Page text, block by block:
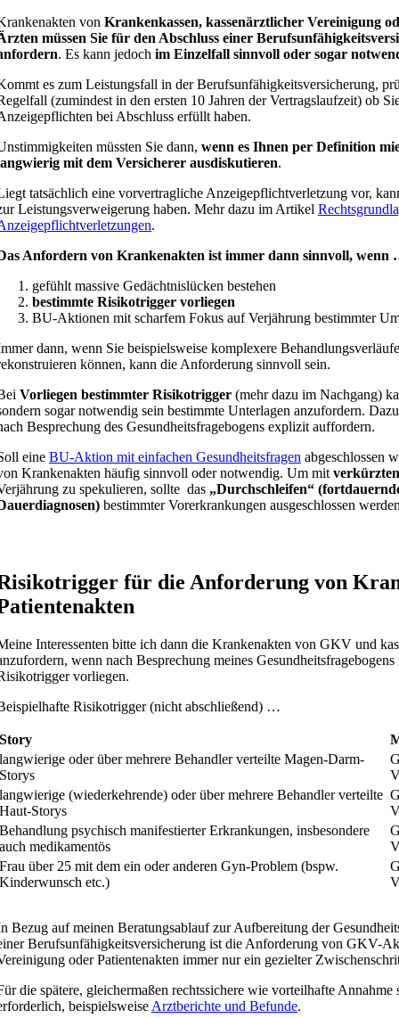
von Krankenkassen, kassenärztlicher Vereinigung
müssen Sie für den Abschluss einer
. Es kann jedoch im Einzelfall sinnvoll oder sogar
es zum Leistungsfall in der Berufsunfähigkeitsversicherung,
(zumindest in den ersten 10 Jahren der Vertragslaufzeit) ob
bei Abschluss erfüllt haben.
müssten Sie dann, wenn es Ihnen per Definition
mit dem Versicherer ausdiskutieren.
tatsächlich eine vorvertragliche Anzeigepflichtverletzung vor,
Leistungsverweigerung haben. Mehr dazu im Artikel
.
Anfordern von Krankenakten ist immer dann sinnvoll, wenn
gefühlt massive Gedächtnislücken bestehen
bestimmte Risikotrigger vorliegen
BU-Aktionen mit scharfem Fokus auf Verjährung bestimmter
dann, wenn Sie beispielsweise komplexere
können, kann die Anforderung sinnvoll sein.
Vorliegen bestimmter Risikotrigger(mehr dazu im Nachgang)
sogar notwendig sein bestimmte Unterlagen anzufordern.
Besprechung des Gesundheitsfragebogens explizit auffordern.
eine BU-Aktion mit einfachen Gesundheitsfragen abgeschlossen
Krankenakten häufig sinnvoll oder notwendig. Um mit
zu spekulieren, sollte das „Durchschleifen“
bestimmter Vorerkrankungen ausgeschlossen
für die Anforderung von
Interessenten bitte ich dann die Krankenakten von GKV und
wenn nach Besprechung meines
vorliegen.
Risikotrigger (nicht abschließend) …
oder über mehrere Behandler verteilte Magen-Darm-
(wiederkehrende) oder über mehrere Behandler verteilte
Storys
psychisch manifestierter Erkrankungen, insbesondere
medikamentös
über 25 mit dem ein oder anderen Gyn-Problem (bspw.
etc.)
Bezug auf meinen Beratungsablauf zur Aufbereitung der
Berufsunfähigkeitsversicherung ist die Anforderung von GKV-
oder Patientenakten immer nur ein gezielter
die spätere, gleichermaßen rechtssichere wie vorteilhafte Annahme
beispielsweise Arztberichte und Befunde.